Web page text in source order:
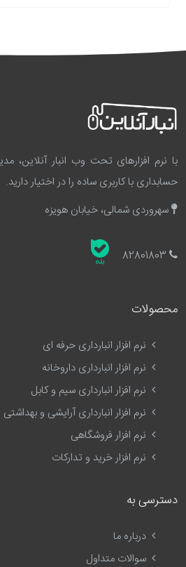
با نرم افزارهای تحت وب انبار آنلاین،
حسابداری با کاربری ساده را در اختیار دارید.
سهروردی شمالی، خیابان هویزه
محصولات
نرم افزار انبارداری حرفه ای
نرم افزار انبارداری داروخانه
نرم افزار انبارداری سیم و کابل
نرم افزار انبارداری آرایشی و بهداشتی
نرم افزار فروشگاهی
نرم افزار خرید و تدارکات
دسترسی به
درباره ما
سوالات متداول